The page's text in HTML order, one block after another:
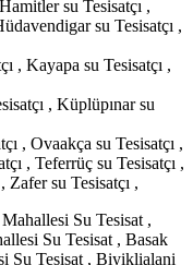
su Tesisatçı ,
su Tesisatçı ,
, Kayapa su Tesisatçı ,
, Küplüpınar su
, Ovaakça su Tesisatçı ,
, Teferrüç su Tesisatçı ,
Zafer su Tesisatçı ,
Su Tesisat ,
Su Tesisat , Basak
Su Tesisat , Biyiklialani